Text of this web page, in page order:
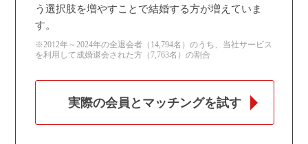
う選択肢を増やすことで結婚する方が増えていま
す。
※2012年～2024年の全退会者（14,794名）のうち、当社サービス
を利用して成婚退会された方（7,763名）の割合
実際の会員とマッチングを試す